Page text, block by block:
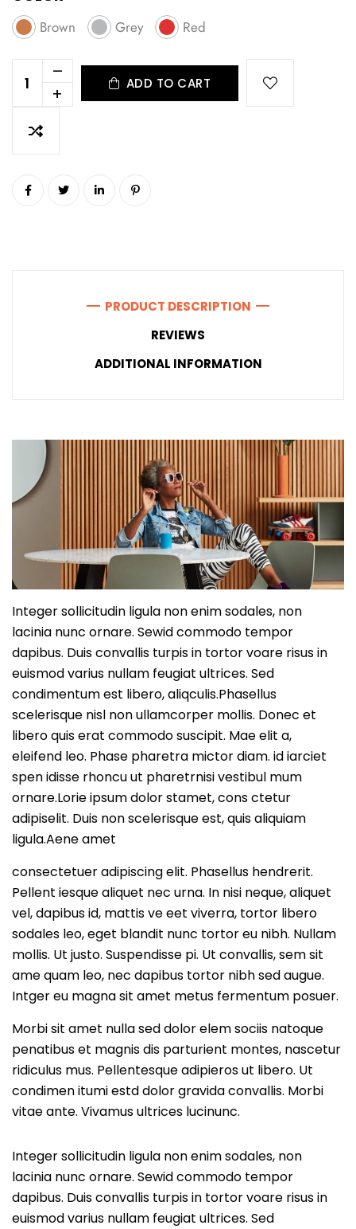
Brown Grey Red
–
+
ADD TO CART
PRODUCT DESCRIPTION
REVIEWS
ADDITIONAL INFORMATION
Integer sollicitudin ligula non enim sodales, non
lacinia nunc ornare. Sewid commodo tempor
dapibus. Duis convallis turpis in tortor voare risus in
euismod varius nullam feugiat ultrices. Sed
condimentum est libero, aliqculis.Phasellus
scelerisque nisl non ullamcorper mollis. Donec et
libero quis erat commodo suscipit. Mae elit a,
eleifend leo. Phase pharetra mictor diam. id iarciet
spen idisse rhoncu ut pharetrnisi vestibul mum
ornare.Lorie ipsum dolor stamet, cons ctetur
adipiselit. Duis non scelerisque est, quis aliquiam
ligula.Aene amet
consectetuer adipiscing elit. Phasellus hendrerit.
Pellent iesque aliquet nec urna. In nisi neque, aliquet
vel, dapibus id, mattis ve eet viverra, tortor libero
sodales leo, eget blandit nunc tortor eu nibh. Nullam
mollis. Ut justo. Suspendisse pi. Ut convallis, sem sit
ame quam leo, nec dapibus tortor nibh sed augue.
Intger eu magna sit amet metus fermentum posuer.
Morbi sit amet nulla sed dolor elem sociis natoque
penatibus et magnis dis parturient montes, nascetur
ridiculus mus. Pellentesque adipieros ut libero. Ut
condimen itumi estd dolor gravida convallis. Morbi
vitae ante. Vivamus ultrices lucinunc.
Integer sollicitudin ligula non enim sodales, non
lacinia nunc ornare. Sewid commodo tempor
dapibus. Duis convallis turpis in tortor voare risus in
euismod varius nullam feugiat ultrices. Sed